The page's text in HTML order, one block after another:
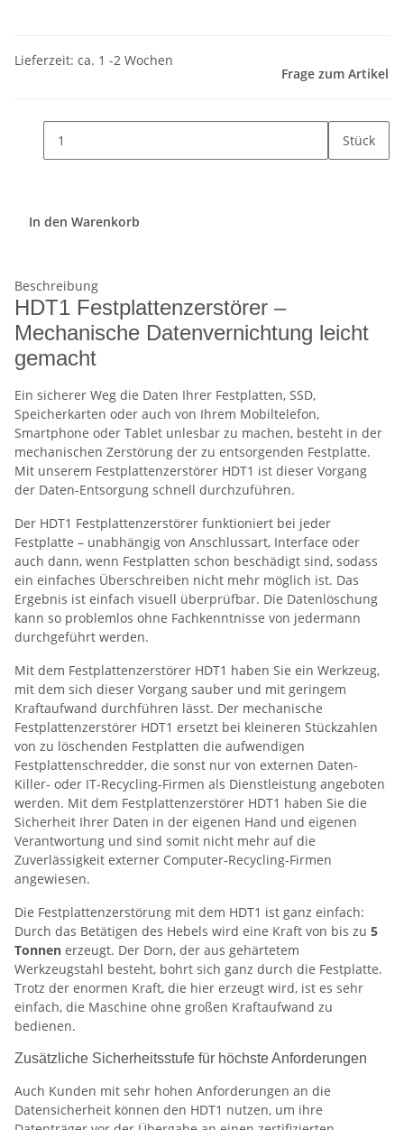
Lieferzeit: ca. 1 -2 Wochen
Frage zum Artikel
Stück
In den Warenkorb
Beschreibung
HDT1 Festplattenzerstörer –
Mechanische Datenvernichtung leicht
gemacht
Ein sicherer Weg die Daten Ihrer Festplatten, SSD,
Speicherkarten oder auch von Ihrem Mobiltelefon,
Smartphone oder Tablet unlesbar zu machen, besteht in der
mechanischen Zerstörung der zu entsorgenden Festplatte.
Mit unserem Festplattenzerstörer HDT1 ist dieser Vorgang
der Daten-Entsorgung schnell durchzuführen.
Der HDT1 Festplattenzerstörer funktioniert bei jeder
Festplatte – unabhängig von Anschlussart, Interface oder
auch dann, wenn Festplatten schon beschädigt sind, sodass
ein einfaches Überschreiben nicht mehr möglich ist. Das
Ergebnis ist einfach visuell überprüfbar. Die Datenlöschung
kann so problemlos ohne Fachkenntnisse von jedermann
durchgeführt werden.
Mit dem Festplattenzerstörer HDT1 haben Sie ein Werkzeug,
mit dem sich dieser Vorgang sauber und mit geringem
Kraftaufwand durchführen lässt. Der mechanische
Festplattenzerstörer HDT1 ersetzt bei kleineren Stückzahlen
von zu löschenden Festplatten die aufwendigen
Festplattenschredder, die sonst nur von externen Daten-
Killer- oder IT-Recycling-Firmen als Dienstleistung angeboten
werden. Mit dem Festplattenzerstörer HDT1 haben Sie die
Sicherheit Ihrer Daten in der eigenen Hand und eigenen
Verantwortung und sind somit nicht mehr auf die
Zuverlässigkeit externer Computer-Recycling-Firmen
angewiesen.
Die Festplattenzerstörung mit dem HDT1 ist ganz einfach:
Durch das Betätigen des Hebels wird eine Kraft von bis zu 5
Tonnen erzeugt. Der Dorn, der aus gehärtetem
Werkzeugstahl besteht, bohrt sich ganz durch die Festplatte.
Trotz der enormen Kraft, die hier erzeugt wird, ist es sehr
einfach, die Maschine ohne großen Kraftaufwand zu
bedienen.
Zusätzliche Sicherheitsstufe für höchste Anforderungen
Auch Kunden mit sehr hohen Anforderungen an die
Datensicherheit können den HDT1 nutzen, um ihre